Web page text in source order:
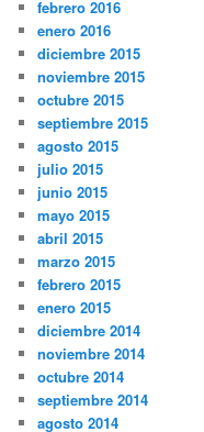
febrero 2016
enero 2016
diciembre 2015
noviembre 2015
octubre 2015
septiembre 2015
agosto 2015
julio 2015
junio 2015
mayo 2015
abril 2015
marzo 2015
febrero 2015
enero 2015
diciembre 2014
noviembre 2014
octubre 2014
septiembre 2014
agosto 2014